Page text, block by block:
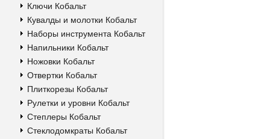
Ключи Кобальт
Кувалды и молотки Кобальт
Наборы инструмента Кобальт
Напильники Кобальт
Ножовки Кобальт
Отвертки Кобальт
Плиткорезы Кобальт
Рулетки и уровни Кобальт
Степлеры Кобальт
Стеклодомкраты Кобальт